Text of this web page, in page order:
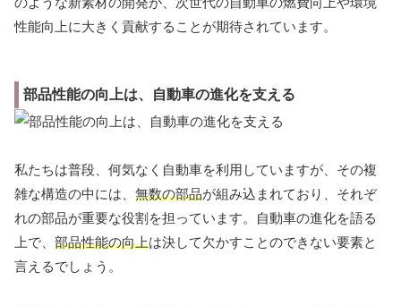
性能向上に大きく貢献することが期待されています。
部品性能の向上は、自動車の進化を支える
私たちは普段、何気なく自動車を利用していますが、その複
雑な構造の中には、 無数の部品が組み込まれており、それぞ
れの部品が重要な役割を担っています。自動車の進化を語る
上で、 部品性能の向上は決して欠かすことのできない要素と
言えるでしょう。